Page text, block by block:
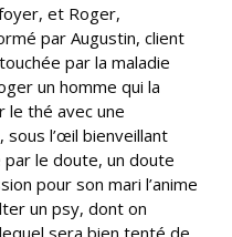
et Roger,
par Augustin, client
par la maladie
un homme qui la
le thé avec une
sous l’œil bienveillant
par le doute, un doute
pour son mari l’anime
un psy, dont on
sera bien tenté de